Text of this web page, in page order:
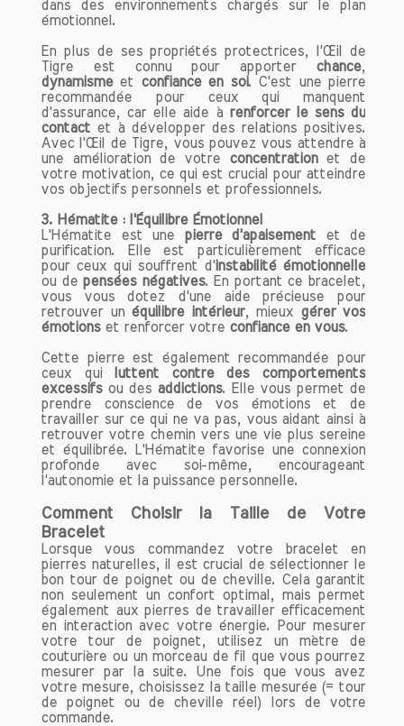
dans des environnements chargés sur le plan
émotionnel.
En plus de ses propriétés protectrices, l'Œil de
Tigre est connu pour apporter chance,
dynamismeet confiance en soi. C'est une pierre
recommandée pour ceux qui manquent
d'assurance, car elle aide à renforcer le sens du
contact et à développer des relations positives.
Avec l'Œil de Tigre, vous pouvez vous attendre à
une amélioration de votre concentrationet de
votre motivation, ce qui est crucial pour atteindre
vos objectifs personnels et professionnels.
3. Hématite : l'Équilibre Émotionnel
L'Hématite est une pierre d'apaisement et de
purification. Elle est particulièrement efficace
pour ceux qui souffrent d'instabilité émotionnelle
ou de pensées négatives. En portant ce bracelet,
vous vous dotez d'une aide précieuse pour
retrouver un équilibre intérieur, mieux gérer vos
émotionset renforcer votre confiance en vous.
Cette pierre est également recommandée pour
ceux qui
luttent contre des comportements
excessifsou des addictions. Elle vous permet de
prendre conscience de vos émotions et de
travailler sur ce qui ne va pas, vous aidant ainsi à
retrouver votre chemin vers une vie plus sereine
et équilibrée. L'Hématite favorise une connexion
profonde avec soi-même, encourageant
l'autonomie et la puissance personnelle.
Comment Choisir la Taille de Votre
Bracelet
Lorsque vous commandez votre bracelet en
pierres naturelles, il est crucial de sélectionner le
bon tour de poignet ou de cheville. Cela garantit
non seulement un confort optimal, mais permet
également aux pierres de travailler efficacement
en interaction avec votre énergie. Pour mesurer
votre tour de poignet, utilisez un mètre de
couturière ou un morceau de fil que vous pourrez
mesurer par la suite. Une fois que vous avez
votre mesure, choisissez la taille mesurée (= tour
de poignet ou de cheville réel) lors de votre
commande.